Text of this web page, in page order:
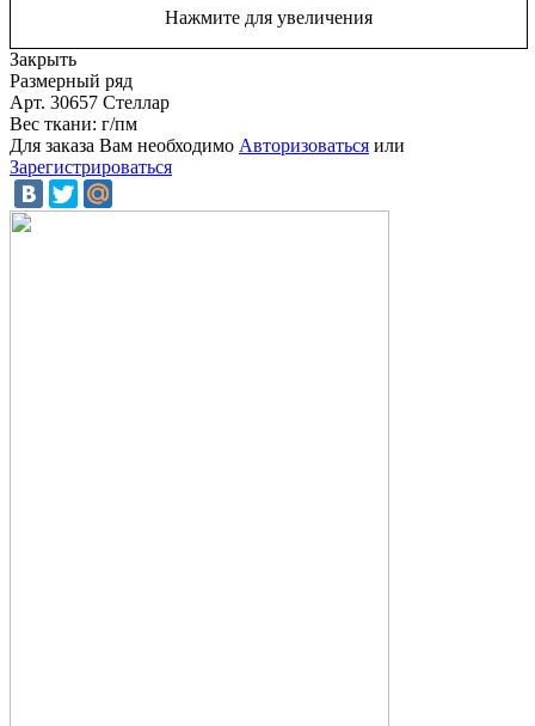
Нажмите для увеличения
Закрыть
Размерный ряд
Арт. 30657 Стеллар
Вес ткани: г/пм
Для заказа Вам необходимо Авторизоваться или
Зарегистрироваться